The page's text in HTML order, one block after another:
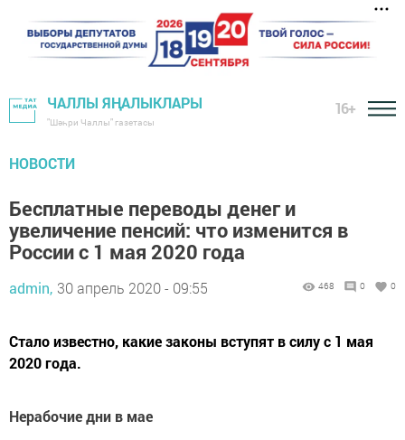
ЧАЛЛЫ ЯҢАЛЫКЛАРЫ
"Шәһри Чаллы" газетасы
16+
НОВОСТИ
Бесплатные переводы денег и
увеличение пенсий: что изменится в
России с 1 мая 2020 года
admin, 30 апрель 2020 - 09:55 468 0 0
Стало известно, какие законы вступят в силу с 1 мая
2020 года.
Нерабочие дни в мае